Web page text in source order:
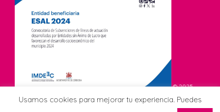
© 2025
Asociación de Comerciantes CCA Viñuela. Todos los derechos
Usamos cookies para mejorar tu experiencia. Puedes